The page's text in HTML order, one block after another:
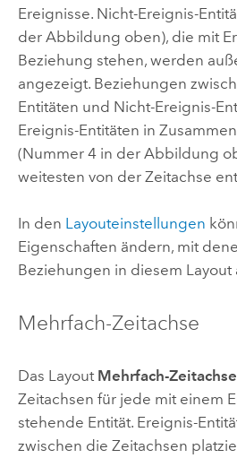
Ereignisse. Nicht-Ereignis-
der Abbildung oben), die mit
Beziehung stehen, werden
angezeigt. Beziehungen
Entitäten und Nicht-Ereignis-
Ereignis-Entitäten in
(Nummer 4 in der Abbildung
weitesten von der Zeitachse
In den Layouteinstellungen
Eigenschaften ändern, mit
Beziehungen in diesem
Mehrfach-Zeitachse
Das Layout Mehrfach-Zeitachse
Zeitachsen für jede mit einem
stehende Entität. Ereignis-
zwischen die Zeitachsen